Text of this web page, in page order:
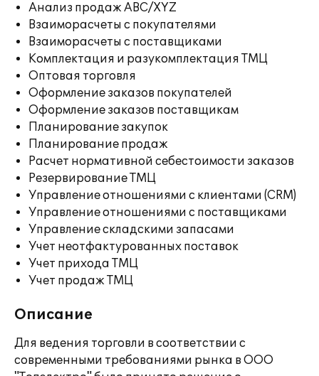
Анализ продаж ABC/XYZ
Взаиморасчеты с покупателями
Взаиморасчеты с поставщиками
Комплектация и разукомплектация ТМЦ
Оптовая торговля
Оформление заказов покупателей
Оформление заказов поставщикам
Планирование закупок
Планирование продаж
Расчет нормативной себестоимости заказов
Резервирование ТМЦ
Управление отношениями с клиентами (CRM)
Управление отношениями с поставщиками
Управление складскими запасами
Учет неотфактурованных поставок
Учет прихода ТМЦ
Учет продаж ТМЦ
Описание
Для ведения торговли в соответствии с
современными требованиями рынка в ООО